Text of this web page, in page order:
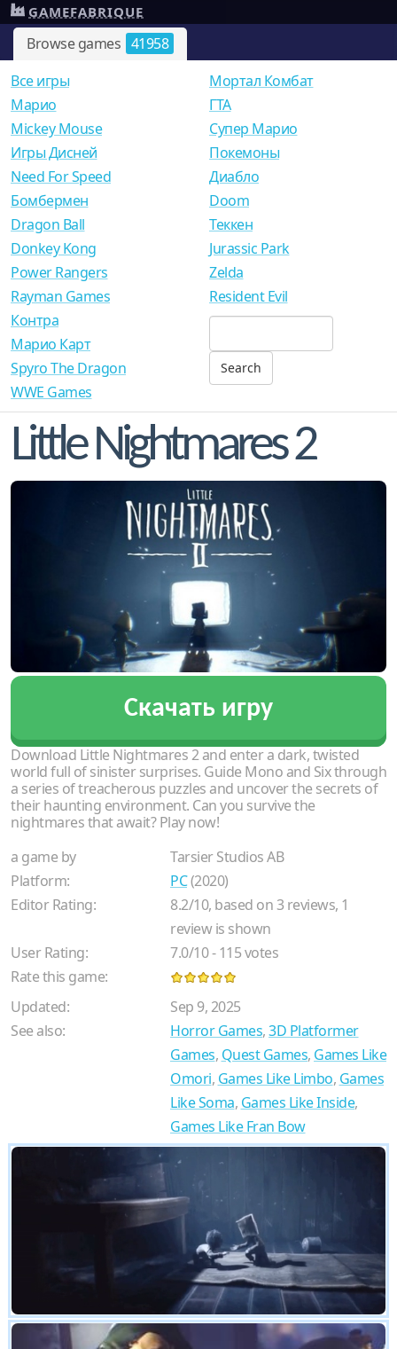
Browse games 41958
GAMEFABRIQUE
Все игры
Mарио
Mickey Mouse
Игры Дисней
Need For Speed
Мортал Комбат
ГТА
Супер Марио
Покемоны
Диабло
Бомбермен
Dragon Ball
Donkey Kong
Power Rangers
Rayman Games
Doom
Теккен
Jurassic Park
Zelda
Resident Evil
Контра
Марио Карт
Spyro The Dragon
WWE Games
Little Nightmares 2
Скачать игру
Download Little Nightmares 2 and enter a dark, twisted
world full of sinister surprises. Guide Mono and Six through
a series of treacherous puzzles and uncover the secrets of
their haunting environment. Can you survive the
nightmares that await? Play now!
a game by
Tarsier Studios AB
Platform:
PC(2020)
Editor Rating:
8.2/10, based on3 reviews, 1
review is shown
User Rating:
7.0/10-115votes
Rate this game:
Updated:
Sep 9, 2025
See also:
Horror Games,3D Platformer
Games, Quest Games, Games Like
Omori, Games Like Limbo, Games
Like Soma, Games Like Inside,
Games Like Fran Bow